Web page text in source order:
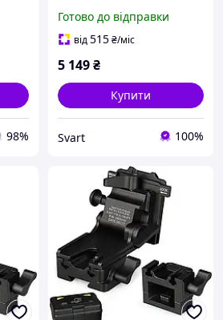
98%
7/14/31 Norotos CL24-0237
Чорне /Svart/ -stunning-
Готово до відправки
від515₴/міс
5 149₴
Купити
Svart 100%